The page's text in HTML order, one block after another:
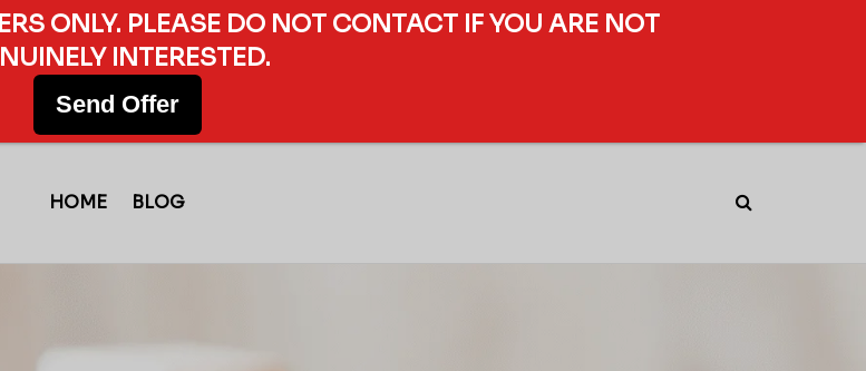
HOME BLOG
ONLY. PLEASE DO NOT CONTACT IF YOU ARE NOT
INTERESTED.
Send Offer